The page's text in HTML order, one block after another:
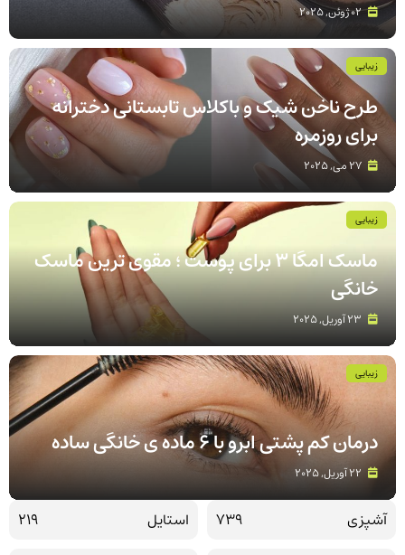
02 ژوئن, 2025
طرح ناخن شیک و باکلاس تابستانی دخترانه
برای روزمره
زیبایی
ماسک امگا 3 برای پوست ؛ مقوی ترین ماسک
خانگی
23 آوریل, 2025
زیبایی
درمان کم پشتی ابرو با 6 ماده ی خانگی ساده
22 آوریل, 2025
زیبایی
آشپزی 739 استایل
219